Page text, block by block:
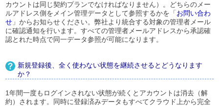
カウントは同じ契約プランでなければなりません）。どちらのメー
ルアドレス側をメイン管理データとして参照するかを「お問い合わ
せ 」からお知らせください。弊社より統合する対象の管理者メール
に確認通知を行います。すべての管理者メールアドレスから承認確
認とれた時点で同一データ参照が可能になります。
新規登録後、全く使わない状態を継続させるとどうなります
か？
1年間一度もログインされない状態が続くとアカウントは消去（解
約）されます。同時に登録済みデータもすべてクラウド上から完全